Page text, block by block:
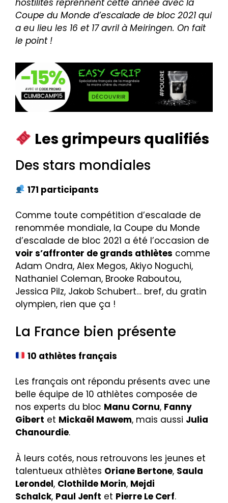
Coupe du Monde d’escalade de bloc 2021 qui
a eu lieu les 16 et 17 avril à Meiringen. On fait
le point !
Les grimpeurs qualifiés
Des stars mondiales
171 participants
Comme toute compétition d’escalade de
renommée mondiale, la Coupe du Monde
d’escalade de bloc 2021 a été l’occasion de
voir s’affronter de grands athlètes comme
Adam Ondra, Alex Megos, Akiyo Noguchi,
Nathaniel Coleman, Brooke Raboutou,
Jessica Pilz, Jakob Schubert… bref, du gratin
olympien, rien que ça !
La France bien présente
10 athlètes français
Les français ont répondu présents avec une
belle équipe de 10 athlètes composée de
nos experts du bloc Manu Cornu, Fanny
Gibert et Mickaël Mawem, mais aussi Julia
Chanourdie.
À leurs cotés, nous retrouvons les jeunes et
talentueux athlètes Oriane Bertone, Saula
Lerondel, Clothilde Morin, Mejdi
Schalck, Paul Jenft et Pierre Le Cerf.